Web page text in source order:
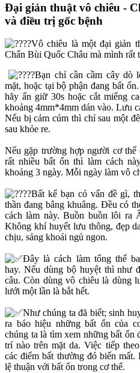
Đại giản thuật vô chiêu -
và điều trị gốc bệnh
Vô chiêu là một đại giản
Chẩn Bùi Quốc Châu mà mình rất
Bạn chỉ cần cầm cây dò
mặt, hoặc tại bộ phận đang bất
hãy ấn giữ 30s hoặc cắt miếng
khoảng 4mm*4mm dán vào. Lưu
Nếu bị cảm cúm thì chỉ sau một
sau khỏe re.
Nếu gặp trường hợp người cơ thể
rất nhiều bất ổn thì làm cách
khoảng 3 ngày. Mỗi ngày làm vô
Bất kể bạn có vấn đề gì,
thần đang bâng khuâng. Đều có
cách làm này. Buồn buồn lôi ra
Không khí huyết lưu thông, đẹp
chịu, sảng khoái ngủ ngon.
Đây là cách làm tổng thể
hay. Nếu dùng bộ huyệt thì như
câu. Còn dùng vô chiêu là dùng
lưới một lần là bắt hết.
Như chúng ta đã biết; sinh
ra báo hiệu những bất ổn của
chúng ta là tìm xem những bất ổn
trí nào trên mặt da. Việc tiếp
các điểm bất thường đó biến
lệ thuận với bất ổn trong cơ thể.